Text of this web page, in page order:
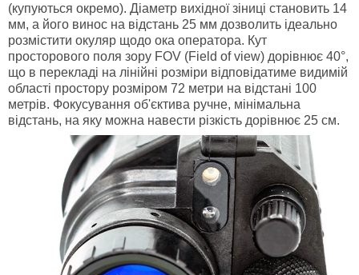
(купуються окремо). Діаметр вихідної зіниці становить 14
мм, а його винос на відстань 25 мм дозволить ідеально
розмістити окуляр щодо ока оператора. Кут
просторового поля зору FOV (Field of view) дорівнює 40°,
що в перекладі на лінійні розміри відповідатиме видимій
області простору розміром 72 метри на відстані 100
метрів. Фокусування об'єктива ручне, мінімальна
відстань, на яку можна навести різкість дорівнює 25 см.